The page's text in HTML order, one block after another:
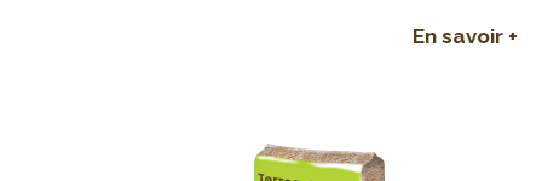
En savoir +